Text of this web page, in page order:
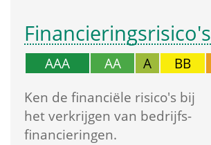
Financierings­risico's
AAA AA A BB
Ken de financiële risico's bij
het verkrijgen van bedrijfs­
financieringen.